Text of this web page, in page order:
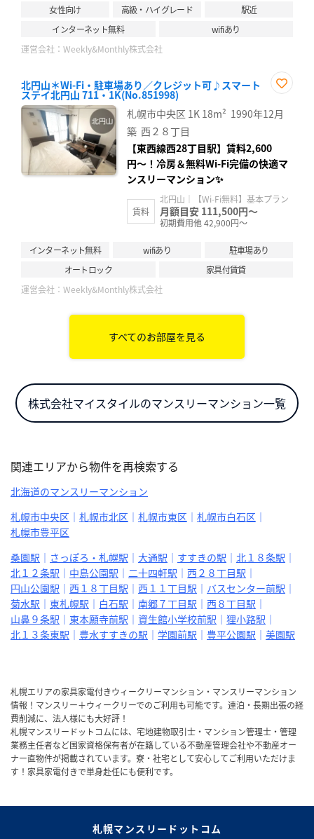
女性向け 高級・ハイグレード
駅近
インターネット無料
wifiあり
運営会社： Weekly&Monthly株式会社
北円山＊Wi-Fi・駐車場あり／クレジット可♪スマート
ステイ北円山 711・1K(No.851998)
に入
り登
札幌市中央区 1K 18m² 1990年12月
築 西２８丁目
【東西線西28丁目駅】賃料2,600
円〜！冷房＆無料Wi-Fi完備の快適マ
ンスリーマンション✨
賃料
北円山｜【Wi-Fi無料】基本プラン
月額目安 111,500円～
初期費用他 42,900円～
インターネット無料 wifiあり
駐車場あり
オートロック
家具付賃貸
運営会社： Weekly&Monthly株式会社
すべてのお部屋を見る
株式会社マイスタイルのマンスリーマンション一覧
関連エリアから物件を再検索する
北海道のマンスリーマンション
札幌市中央区
札幌市北区 札幌市東区
札幌市白石区
札幌市豊平区
桑園駅
さっぽろ・札幌駅 大通駅 すすきの駅
北１８条駅
北１２条駅
中島公園駅 二十四軒駅
西２８丁目駅
円山公園駅
西１８丁目駅 西１１丁目駅
バスセンター前駅
菊水駅
東札幌駅 白石駅 南郷７丁目駅
西８丁目駅
山鼻９条駅
東本願寺前駅 資生館小学校前駅
狸小路駅
北１３条東駅
豊水すすきの駅 学園前駅 豊平公園駅 美園駅
札幌エリアの家具家電付きウィークリーマンション・マンスリーマンション
情報！マンスリー＋ウィークリーでのご利用も可能です。連泊・長期出張の経
費削減に、法人様にも大好評！
札幌マンスリードットコムには、宅地建物取引士・マンション管理士・管理
業務主任者など国家資格保有者が在籍している不動産管理会社や不動産オー
ナー直物件が掲載されています。寮・社宅として安心してご利用いただけま
す！家具家電付きで単身赴任にも便利です。
札幌マンスリードットコム